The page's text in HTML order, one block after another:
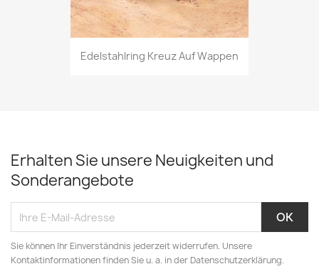
Edelstahlring Kreuz Auf Wappen
Erhalten Sie unsere Neuigkeiten und
Sonderangebote
Sie können Ihr Einverständnis jederzeit widerrufen. Unsere
Kontaktinformationen finden Sie u. a. in der Datenschutzerklärung.